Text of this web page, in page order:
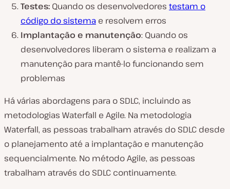
Testes: Quando os desenvolvedores testam o
código do sistema e resolvem erros
Implantação e manutenção: Quando os
desenvolvedores liberam o sistema e realizam a
manutenção para mantê-lo funcionando sem
problemas
Há várias abordagens para o SDLC, incluindo as
metodologias Waterfall e Agile. Na metodologia
Waterfall, as pessoas trabalham através do SDLC desde
o planejamento até a implantação e manutenção
sequencialmente. No método Agile, as pessoas
trabalham através do SDLC continuamente.